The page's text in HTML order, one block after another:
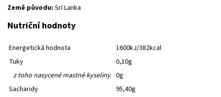
Země původu: Srí Lanka
Nutriční hodnoty
Energetická hodnota
1600kJ/382kcal
Tuky
0,10g
z toho nasycené mastné kyseliny 0g
Sacharidy
95,40g